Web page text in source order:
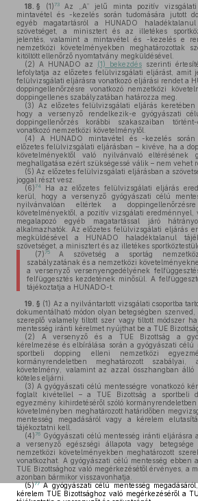
18. § (1)73Az „A” jelű minta pozitív vizsgálati
mintavétel és -kezelés során tudomására jutott
egyéb magatartásról a HUNADO
szövetséget, a minisztert és az illetékes
jelentés, valamint a mintavétel és -kezelés e
nemzetközi követelményekben meghatározottak
kitöltött ellenőrző nyomtatvány megküldésével.
(2) A HUNADO az (1) bekezdés szerinti
lefolytatja az előzetes felülvizsgálati eljárást, amit
felülvizsgálati eljárásra vonatkozó eljárási rendet a
doppingellenőrzésre vonatkozó nemzetközi
doppingellenes szabályzatában határozza meg.
(3) Az előzetes felülvizsgálati eljárás keretében
hogy a versenyző rendelkezik-e gyógyászati
doppingellenőrzés korábbi szakaszaiban
vonatkozó nemzetközi követelménytől.
(4) A HUNADO mintavétel és -kezelés során
előzetes felülvizsgálati eljárásban – kivéve, ha a
követelményektől való nyilvánvaló
meghallgatása ezért szükségessé válik – nem vehet
(5) Az előzetes felülvizsgálati eljárásban a
joggal részt vesz.
(6)74
Ha az előzetes felülvizsgálati eljárás
kerül, hogy a versenyző gyógyászati célú
nyilvánvalóan eltértek a
követelményektől, a pozitív vizsgálati eredménnyel,
megalapozó egyéb magatartással járó
alkalmazhatók. Az előzetes felülvizsgálati eljárás
megküldésével a HUNADO haladéktalanul
szövetséget, a minisztert és az illetékes
(7)75A szövetség a sportág nemzetközi
szabályzatának és a nemzetközi
a versenyző versenyengedélyének
felfüggesztés kezdetének minősül. A
tájékoztatja a HUNADO-t.
19. § (1) Az a nyilvántartott vizsgálati csoportba
dokumentálható módon olyan betegségben
szereplő valamely tiltott szer vagy tiltott módszer
mentesség iránti kérelmet nyújthat be a TUE
(2) A versenyző és a TUE Bizottság a
kérelmezése és elbírálása során a gyógyászati célú
sportbeli dopping elleni nemzetközi
kormányrendeletben meghatározott szabályai,
követelmény, valamint az azzal összhangban álló
köteles eljárni.
(3) A gyógyászati célú mentességre vonatkozó
foglalt kivétellel – a TUE Bizottság a sportbeli
egyezmény kihirdetéséről szóló
követelményben meghatározott határidőben
mentesség megadásáról vagy a kérelem
tájékoztatni kell.
(4)76 Gyógyászati célú mentesség iránti eljárásra
a versenyző egészségi állapota vagy
nemzetközi követelményekben meghatározott
vonatkozhat. A gyógyászati célú mentesség ebben
TUE Bizottsághoz való megérkezésétől érvényes, a
azonban bármikor visszavonhatja.
(5)77A gyógyászati célú mentesség
kérelem TUE Bizottsághoz való megérkezéséről a